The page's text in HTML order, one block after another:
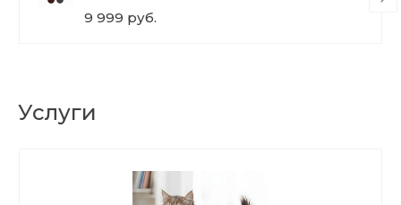
9 999 руб.
Услуги